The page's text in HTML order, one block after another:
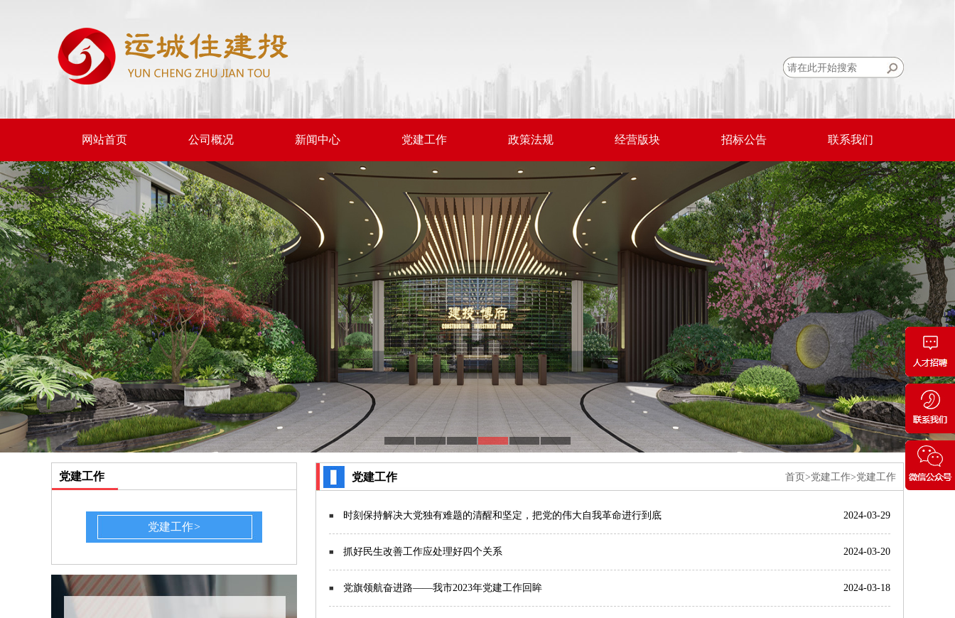
网站首页 公司概况 新闻中心 党建工作 政策法规 经营版块 招标公告 联系我们
党建工作
党建工作>
党建工作 首页>党建工作>党建工作
时刻保持解决大党独有难题的清醒和坚定，把党的伟大自我革命进行到底 2024-03-29
抓好民生改善工作应处理好四个关系 2024-03-20
党旗领航奋进路——我市2023年党建工作回眸 2024-03-18